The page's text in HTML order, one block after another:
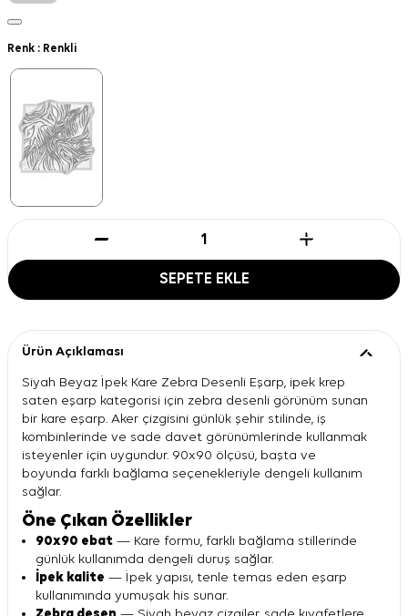
Renk : Renkli
SEPETE EKLE
Ürün Açıklaması
Siyah Beyaz İpek Kare Zebra Desenli Eşarp, ipek krep
saten eşarp kategorisi için zebra desenli görünüm sunan
bir kare eşarp. Aker çizgisini günlük şehir stilinde, iş
kombinlerinde ve sade davet görünümlerinde kullanmak
isteyenler için uygundur. 90x90 ölçüsü, başta ve
boyunda farklı bağlama seçenekleriyle dengeli kullanım
sağlar.
Öne Çıkan Özellikler
90x90 ebat — Kare formu, farklı bağlama stillerinde
günlük kullanımda dengeli duruş sağlar.
İpek kalite — İpek yapısı, tenle temas eden eşarp
kullanımında yumuşak his sunar.